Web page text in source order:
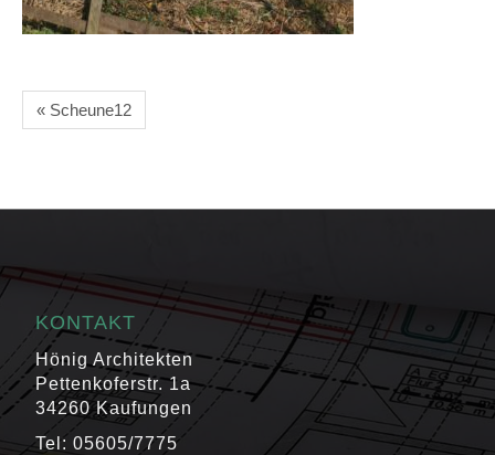
« Scheune12
KONTAKT
Hönig Architekten
Pettenkoferstr. 1a
34260 Kaufungen
Tel: 05605/7775